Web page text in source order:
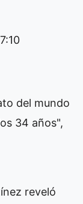
del mundo
34 años",
reveló